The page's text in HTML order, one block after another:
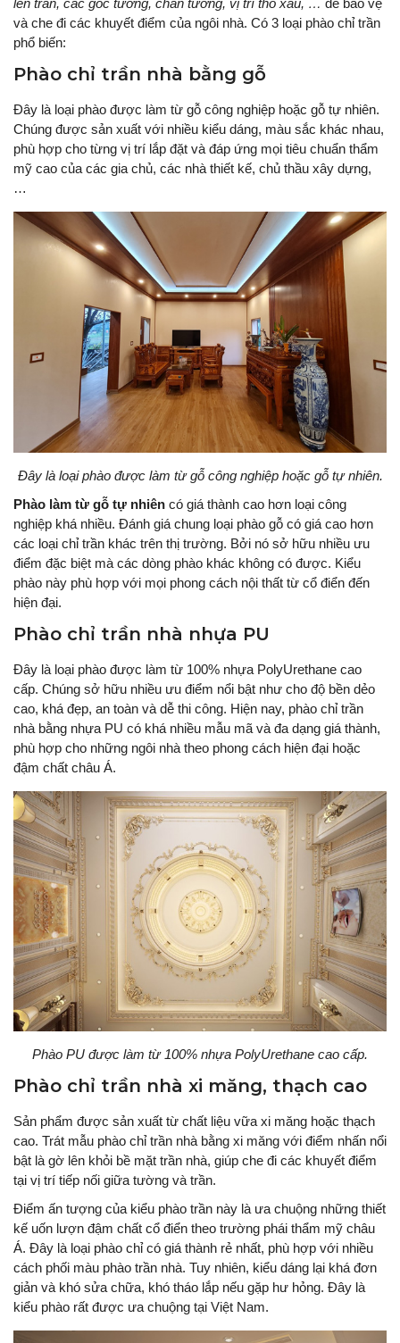
và che đi các khuyết điểm của ngôi nhà. Có 3 loại phào chỉ trần
phổ biến:
Phào chỉ trần nhà bằng gỗ
Đây là loại phào được làm từ gỗ công nghiệp hoặc gỗ tự nhiên.
Chúng được sản xuất với nhiều kiểu dáng, màu sắc khác nhau,
phù hợp cho từng vị trí lắp đặt và đáp ứng mọi tiêu chuẩn thẩm
mỹ cao của các gia chủ, các nhà thiết kế, chủ thầu xây dựng,
…
Đây là loại phào được làm từ gỗ công nghiệp hoặc gỗ tự nhiên.
Phào làm từ gỗ tự nhiên có giá thành cao hơn loại công
nghiệp khá nhiều. Đánh giá chung loại phào gỗ có giá cao hơn
các loại chỉ trần khác trên thị trường. Bởi nó sở hữu nhiều ưu
điểm đặc biệt mà các dòng phào khác không có được. Kiểu
phào này phù hợp với mọi phong cách nội thất từ cổ điển đến
hiện đại.
Phào chỉ trần nhà nhựa PU
Đây là loại phào được làm từ 100% nhựa PolyUrethane cao
cấp. Chúng sở hữu nhiều ưu điểm nổi bật như cho độ bền dẻo
cao, khá đẹp, an toàn và dễ thi công. Hiện nay, phào chỉ trần
nhà bằng nhựa PU có khá nhiều mẫu mã và đa dạng giá thành,
phù hợp cho những ngôi nhà theo phong cách hiện đại hoặc
đậm chất châu Á.
Phào PU được làm từ 100% nhựa PolyUrethane cao cấp.
Phào chỉ trần nhà xi măng, thạch cao
Sản phẩm được sản xuất từ chất liệu vữa xi măng hoặc thạch
cao. Trát mẫu phào chỉ trần nhà bằng xi măng với điểm nhấn nổi
bật là gờ lên khỏi bề mặt trần nhà, giúp che đi các khuyết điểm
tại vị trí tiếp nối giữa tường và trần.
Điểm ấn tượng của kiểu phào trần này là ưa chuộng những thiết
kế uốn lượn đậm chất cổ điển theo trường phái thẩm mỹ châu
Á. Đây là loại phào chỉ có giá thành rẻ nhất, phù hợp với nhiều
cách phối màu phào trần nhà. Tuy nhiên, kiểu dáng lại khá đơn
giản và khó sửa chữa, khó tháo lắp nếu gặp hư hỏng. Đây là
kiểu phào rất được ưa chuộng tại Việt Nam.